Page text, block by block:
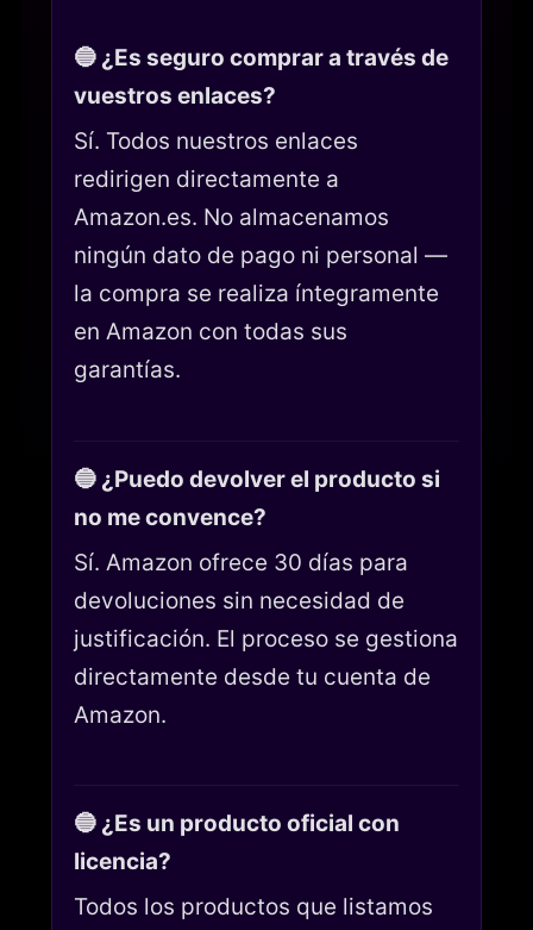
🔵 ¿Es seguro comprar a través de
vuestros enlaces?
Sí. Todos nuestros enlaces
redirigen directamente a
Amazon.es. No almacenamos
ningún dato de pago ni personal —
la compra se realiza íntegramente
en Amazon con todas sus
garantías.
🔵 ¿Puedo devolver el producto si
no me convence?
Sí. Amazon ofrece 30 días para
devoluciones sin necesidad de
justificación. El proceso se gestiona
directamente desde tu cuenta de
Amazon.
🔵 ¿Es un producto oficial con
licencia?
Todos los productos que listamos